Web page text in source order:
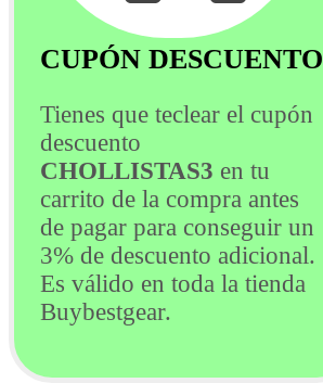
CUPÓN DESCUENTO
Tienes que teclear el cupón
descuento
CHOLLISTAS3 en tu
carrito de la compra antes
de pagar para conseguir un
3% de descuento adicional.
Es válido en toda la tienda
Buybestgear.